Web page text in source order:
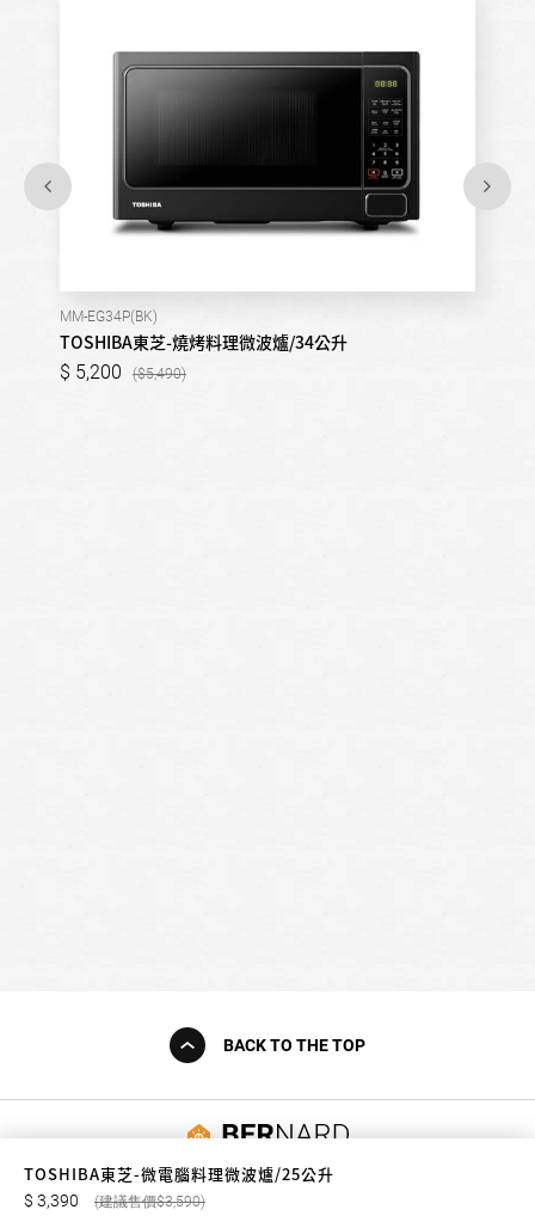
TOSHIBA東芝-微電腦料理微波爐/25公升
3,390 3,590
MM-EG34P(BK)
TOSHIBA東芝-燒烤料理微波爐/34公升
5,200 5,490
BACK TO THE TOP
友誠購物